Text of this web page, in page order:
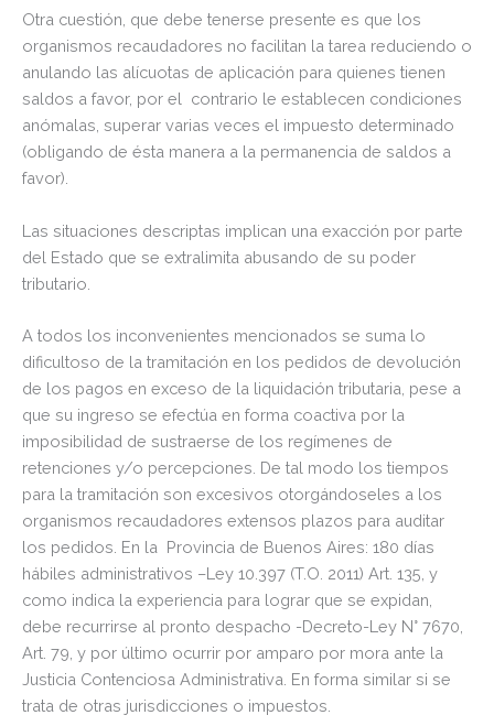
Otra cuestión, que debe tenerse presente es que los
organismos recaudadores no facilitan la tarea reduciendo o
anulando las alícuotas de aplicación para quienes tienen
saldos a favor, por el contrario le establecen condiciones
anómalas, superar varias veces el impuesto determinado
(obligando de ésta manera a la permanencia de saldos a
favor).
Las situaciones descriptas implican una exacción por parte
del Estado que se extralimita abusando de su poder
tributario.
A todos los inconvenientes mencionados se suma lo
dificultoso de la tramitación en los pedidos de devolución
de los pagos en exceso de la liquidación tributaria, pese a
que su ingreso se efectúa en forma coactiva por la
imposibilidad de sustraerse de los regímenes de
retenciones y/o percepciones. De tal modo los tiempos
para la tramitación son excesivos otorgándoseles a los
organismos recaudadores extensos plazos para auditar
los pedidos. En la Provincia de Buenos Aires: 180 días
hábiles administrativos –Ley 10.397 (T.O. 2011) Art. 135, y
como indica la experiencia para lograr que se expidan,
debe recurrirse al pronto despacho -Decreto-Ley N° 7670,
Art. 79, y por último ocurrir por amparo por mora ante la
Justicia Contenciosa Administrativa. En forma similar si se
trata de otras jurisdicciones o impuestos.